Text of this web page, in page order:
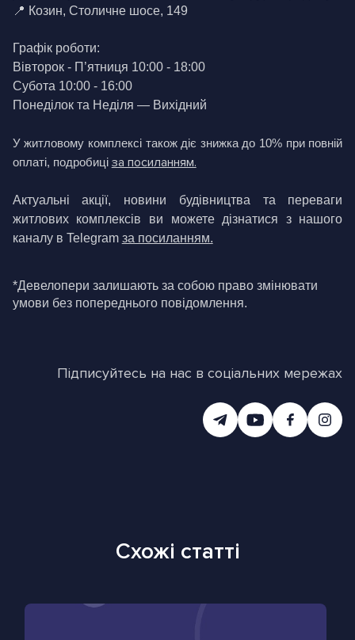
📍 Козин, Столичне шосе, 149
Графік роботи:
Вівторок - П’ятниця 10:00 - 18:00
Субота 10:00 - 16:00
Понеділок та Неділя — Вихідний
У житловому комплексі також діє знижка до 10% при повній
оплаті, подробиці за посиланням.
Актуальні акції, новини будівництва та переваги
житлових комплексів ви можете дізнатися з нашого
каналу в Telegram за посиланням.
*Девелопери залишають за собою право змінювати
умови без попереднього повідомлення.
Підписуйтесь на нас в соціальних мережах
Схожі статті